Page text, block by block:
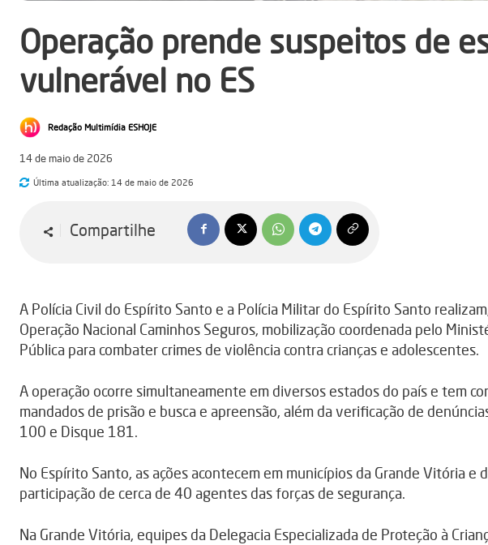
Operação prende suspeitos de
vulnerável no ES
Redação Multimídia ESHOJE
14 de maio de 2026
Última atualização: 14 de maio de 2026
Compartilhe
A Polícia Civil do Espírito Santo e a Polícia Militar do Espírito Santo
Operação Nacional Caminhos Seguros, mobilização coordenada pelo
Pública para combater crimes de violência contra crianças e adolescentes.
A operação ocorre simultaneamente em diversos estados do país e tem
mandados de prisão e busca e apreensão, além da verificação de
100 e Disque 181.
No Espírito Santo, as ações acontecem em municípios da Grande Vitória e
participação de cerca de 40 agentes das forças de segurança.
Na Grande Vitória, equipes da Delegacia Especializada de Proteção à